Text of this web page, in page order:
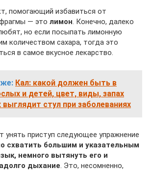
помогающий избавиться от
— это лимон. Конечно, далеко
но если посыпать лимонную
количеством сахара, тогда это
в самое вкусное лекарство.
Кал: какой должен быть в
и детей, цвет, виды, запах
выглядит стул при заболеваниях
унять приступ следующее упражнение
схватить большим и указательным
немного вытянуть его и
дыхание. Это, несомненно,